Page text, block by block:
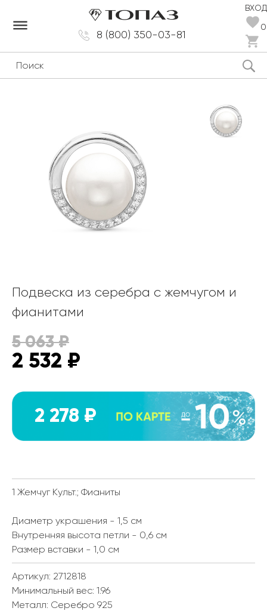
8 (800) 350-03-81
ВХОД
0
dehaze
Подвеска из серебра с жемчугом и
фианитами
5 063₽
2 532 ₽
2 278 ₽
1 Жемчуг Культ.; Фианиты
Диаметр украшения - 1,5 см
Внутренняя высота петли - 0,6 см
Размер вставки - 1,0 см
Артикул: 2712818
Минимальный вес: 1.96
Металл: Серебро 925